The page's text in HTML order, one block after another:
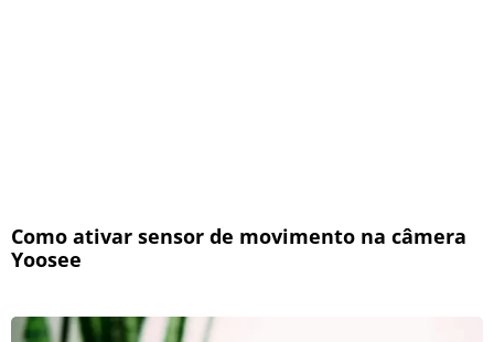
Como ativar sensor de movimento na câmera
Yoosee